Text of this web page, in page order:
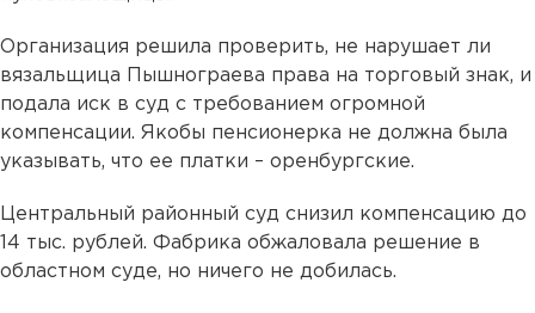
Организация решила проверить, не нарушает ли
вязальщица Пышнограева права на торговый знак, и
подала иск в суд с требованием огромной
компенсации. Якобы пенсионерка не должна была
указывать, что ее платки – оренбургские.
Центральный районный суд снизил компенсацию до
14 тыс. рублей. Фабрика обжаловала решение в
областном суде, но ничего не добилась.